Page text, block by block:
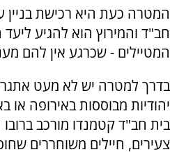
המטרה כעת היא רכישת בניין
חב"ד והמירוץ הוא להגיע
המטיילים - שכרגע אין להם
בדרך למטרה יש לא מעט
יהודיות מבוססות באירופה
בית חב"ד קטמנדו מורכב
צעירים, חיילים משוחררים